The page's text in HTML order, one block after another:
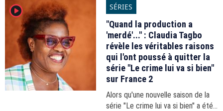
mars sur la plateforme.
player2 SÉRIES
"Quand la production a
'merdé'..." : Claudia Tagbo
révèle les véritables raisons
qui l'ont poussé à quitter la
série "Le crime lui va si bien"
sur France 2
Alors qu'une nouvelle saison de la
série "Le crime lui va si bien" a été